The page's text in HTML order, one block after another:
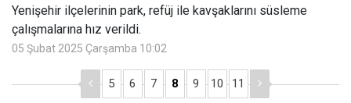
Yenişehir ilçelerinin park, refüj ile kavşaklarını süsleme
çalışmalarına hız verildi.
05 Şubat 2025 Çarşamba 10:02
5 6 7 8 9 10 11